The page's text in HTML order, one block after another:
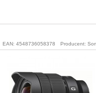
EAN: 4548736058378 Producent: